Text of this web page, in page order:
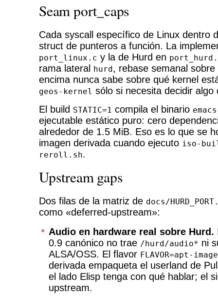
Seam port_caps
Cada syscall específico de Linux dentro
struct de punteros a función. La
port_linux.c y la de Hurd en
rama lateral hurd , rebase semanal
encima nunca sabe sobre qué kernel
geos-kernel sólo si necesita decidir algo
El build STATIC=1 compila el binario
ejecutable estático puro: cero
alrededor de 1.5 MiB. Eso es lo que se
imagen derivada cuando ejecuto iso-
reroll.sh.
Upstream gaps
Dos filas de la matriz de docs/
como «deferred-upstream»:
Audio en hardware real sobre Hurd.
0.9 canónico no trae /hurd/audio* ni
ALSA/OSS. El flavor FLAVOR=apt-image
derivada empaqueta el userland de
el lado Elisp tenga con qué hablar; el
upstream.